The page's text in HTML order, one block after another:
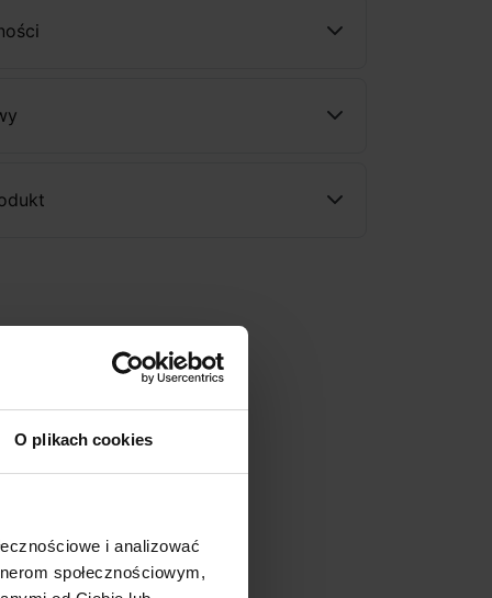
O plikach cookies
i analizować
społecznościowym,